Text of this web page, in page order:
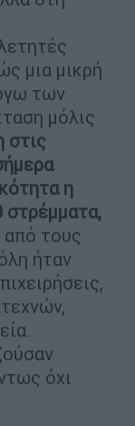
μια μικρή
των
μόλις
στις
η
στρέμματα,
τους
ήταν
όχι